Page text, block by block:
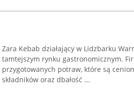
Zara Kebab działający w Lidzbarku
tamtejszym rynku gastronomicznym.
przygotowanych potraw, które są
składników oraz dbałość ...